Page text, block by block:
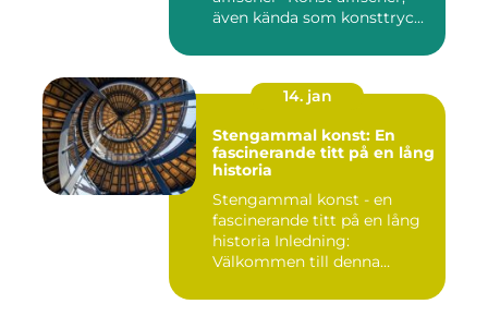
även kända som konsttryc...
14. jan
Stengammal konst: En
fascinerande titt på en lång
historia
Stengammal konst - en
fascinerande titt på en lång
historia Inledning:
Välkommen till denna